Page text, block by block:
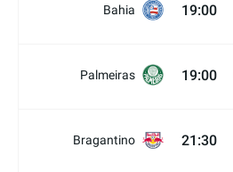
Bahia 19:00
Palmeiras 19:00
Bragantino 21:30